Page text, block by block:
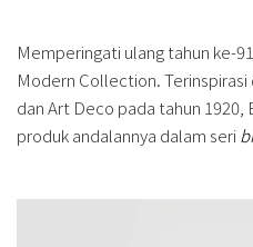
Memperingati ulang tahun ke-
Modern Collection.
dan Art Deco pada tahun
produk andalannya dalam seri